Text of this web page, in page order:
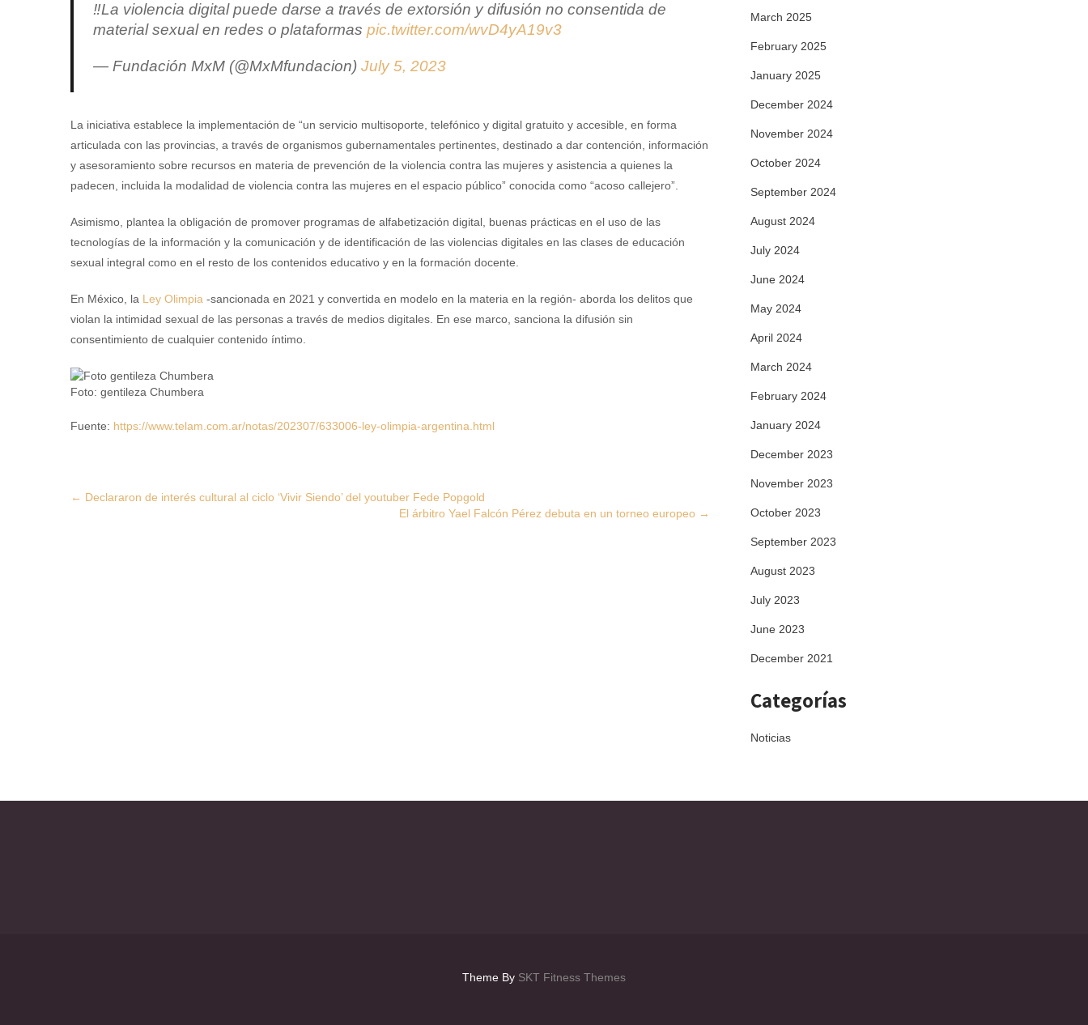
‼️La violencia digital puede darse a través de extorsión y difusión no consentida de
material sexual en redes o plataformas pic.twitter.com/wvD4yA19v3
— Fundación MxM (@MxMfundacion) July 5, 2023
La iniciativa establece la implementación de “un servicio multisoporte, telefónico y digital gratuito y accesible, en forma
articulada con las provincias, a través de organismos gubernamentales pertinentes, destinado a dar contención, información
y asesoramiento sobre recursos en materia de prevención de la violencia contra las mujeres y asistencia a quienes la
padecen, incluida la modalidad de violencia contra las mujeres en el espacio público” conocida como “acoso callejero”.
Asimismo, plantea la obligación de promover programas de alfabetización digital, buenas prácticas en el uso de las
tecnologías de la información y la comunicación y de identificación de las violencias digitales en las clases de educación
sexual integral como en el resto de los contenidos educativo y en la formación docente.
En México, la Ley Olimpia -sancionada en 2021 y convertida en modelo en la materia en la región- aborda los delitos que
violan la intimidad sexual de las personas a través de medios digitales. En ese marco, sanciona la difusión sin
consentimiento de cualquier contenido íntimo.
Foto: gentileza Chumbera
Fuente: https://www.telam.com.ar/notas/202307/633006-ley-olimpia-argentina.html
Post
← Declararon de interés cultural al ciclo ‘Vivir Siendo’ del youtuber Fede Popgold
El árbitro Yael Falcón Pérez debuta en un torneo europeo →
March 2025
February 2025
January 2025
December 2024
November 2024
October 2024
September 2024
August 2024
July 2024
June 2024
May 2024
April 2024
March 2024
February 2024
January 2024
December 2023
November 2023
October 2023
September 2023
August 2023
July 2023
June 2023
December 2021
Categorías
Noticias
Theme By SKT Fitness Themes